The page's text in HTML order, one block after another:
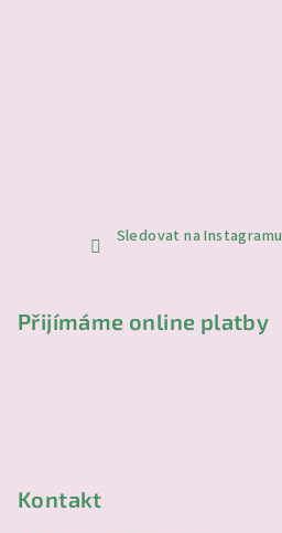
Sledovat na Instagramu
Přijímáme online platby
Kontakt